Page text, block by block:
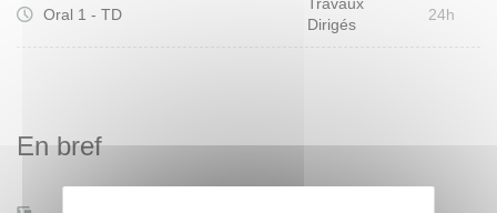
Oral 1 - TD
Dirigés
24h
En bref